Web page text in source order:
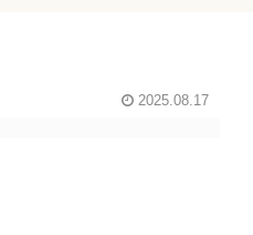
2025.08.17